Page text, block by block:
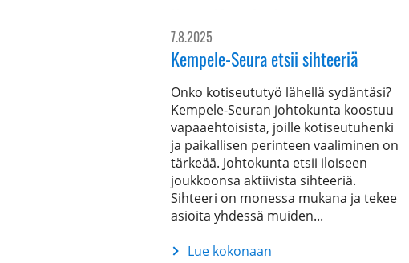
7.8.2025
Kempele-Seura etsii sihteeriä
Onko kotiseututyö lähellä sydäntäsi?
Kempele-Seuran johtokunta koostuu
vapaaehtoisista, joille kotiseutuhenki
ja paikallisen perinteen vaaliminen on
tärkeää. Johtokunta etsii iloiseen
joukkoonsa aktiivista sihteeriä.
Sihteeri on monessa mukana ja tekee
asioita yhdessä muiden...
Lue kokonaan
Kempele-